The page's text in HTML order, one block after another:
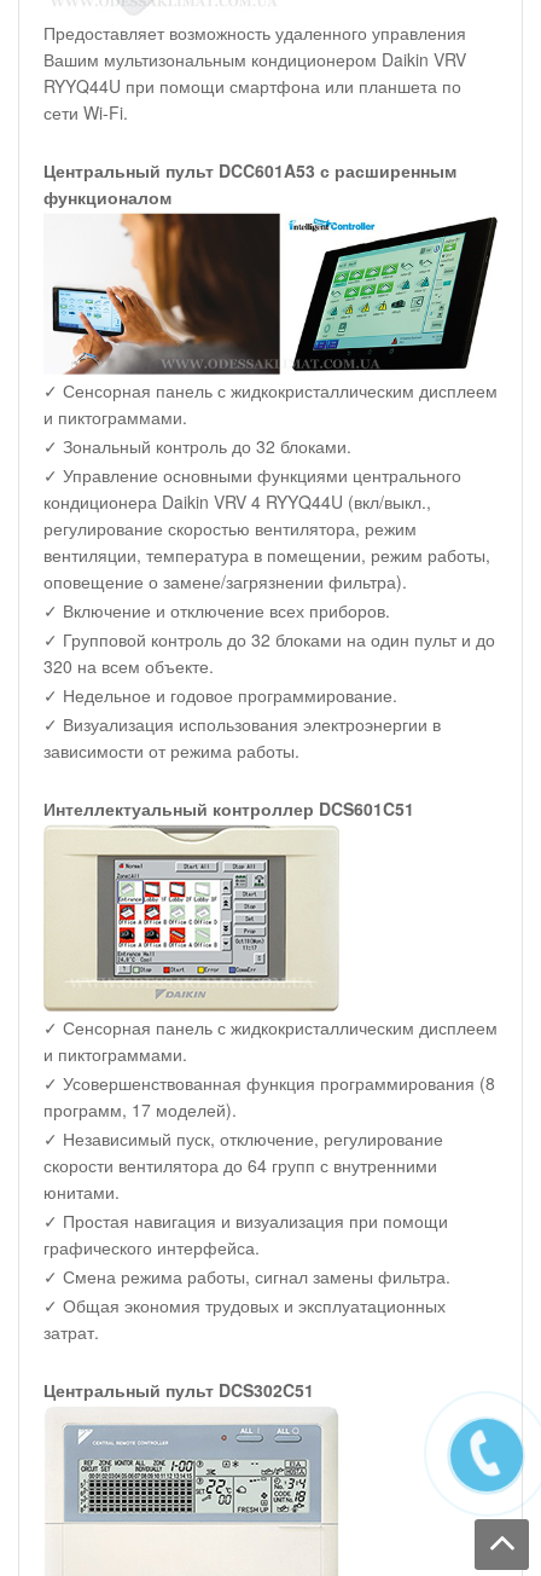
Предоставляет возможность удаленного управления
Вашим мультизональным кондиционером Daikin VRV
RYYQ44U при помощи смартфона или планшета по
сети Wi-Fi.
Центральный пульт DCC601A53 с расширенным
функционалом
✓ Сенсорная панель с жидкокристаллическим дисплеем
и пиктограммами.
✓ Зональный контроль до 32 блоками.
✓ Управление основными функциями центрального
кондиционера Daikin VRV 4 RYYQ44U (вкл/выкл.,
регулирование скоростью вентилятора, режим
вентиляции, температура в помещении, режим работы,
оповещение о замене/загрязнении фильтра).
✓ Включение и отключение всех приборов.
✓ Групповой контроль до 32 блоками на один пульт и до
320 на всем объекте.
✓ Недельное и годовое программирование.
✓ Визуализация использования электроэнергии в
зависимости от режима работы.
Интеллектуальный контроллер DCS601C51
✓ Сенсорная панель с жидкокристаллическим дисплеем
и пиктограммами.
✓ Усовершенствованная функция программирования (8
программ, 17 моделей).
✓ Независимый пуск, отключение, регулирование
скорости вентилятора до 64 групп с внутренними
юнитами.
✓ Простая навигация и визуализация при помощи
графического интерфейса.
✓ Смена режима работы, сигнал замены фильтра.
✓ Общая экономия трудовых и эксплуатационных
затрат.
Центральный пульт DCS302C51